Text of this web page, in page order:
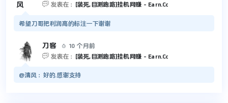
 发表在： [装死,目测跑路]挂机网赚 - Earn.Cc
希望刀哥把利润高的标注一下谢谢
刀客 
10 个月前
 发表在： [装死,目测跑路]挂机网赚 - Earn.Cc
@清风：好的.感谢支持